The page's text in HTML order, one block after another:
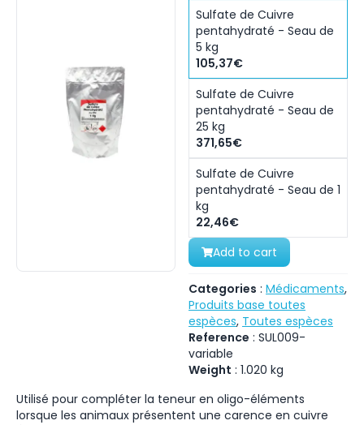
Sulfate de Cuivre
pentahydraté - Seau de
5 kg
105,37€
Sulfate de Cuivre
pentahydraté - Seau de
25 kg
371,65€
Sulfate de Cuivre
pentahydraté - Seau de 1
kg
22,46€
Add to cart
Categories : Médicaments,
Produits base toutes
espèces, Toutes espèces
Reference : SUL009-
variable
Weight : 1.020 kg
Utilisé pour compléter la teneur en oligo-éléments
lorsque les animaux présentent une carence en cuivre